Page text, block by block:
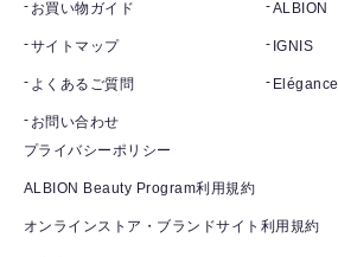
お買い物ガイド
サイトマップ
よくあるご質問
お問い合わせ
ALBION
IGNIS
Elégance
プライバシーポリシー
ALBION Beauty Program利用規約
オンラインストア・ブランドサイト利用規約